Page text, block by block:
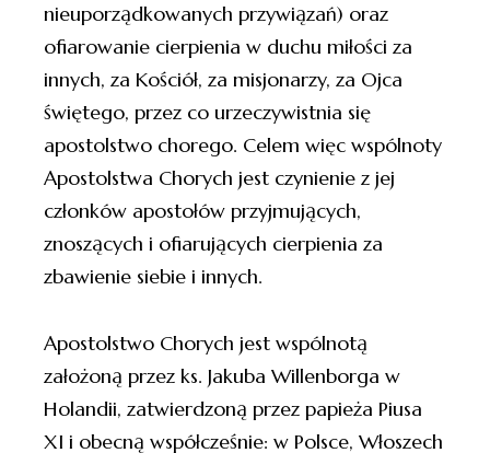
nieuporządkowanych przywiązań) oraz
ofiarowanie cierpienia w duchu miłości za
innych, za Kościół, za misjonarzy, za Ojca
świętego, przez co urzeczywistnia się
apostolstwo chorego. Celem więc wspólnoty
Apostolstwa Chorych jest czynienie z jej
członków apostołów przyjmujących,
znoszących i ofiarujących cierpienia za
zbawienie siebie i innych.
Apostolstwo Chorych jest wspólnotą
założoną przez ks. Jakuba Willenborga w
Holandii, zatwierdzoną przez papieża Piusa
XI i obecną współcześnie: w Polsce, Włoszech